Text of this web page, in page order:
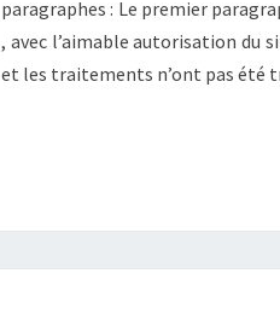
paragraphes : Le premier
, avec l’aimable autorisation du
et les traitements n’ont pas été